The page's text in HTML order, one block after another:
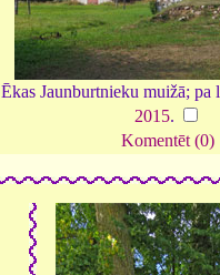
Ēkas Jaunburtnieku muižā; pa
2015.
Komentēt (0)